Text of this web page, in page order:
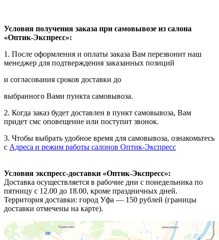
Условия получения заказа при самовывозе из салона
«Оптик-Экспресс»:
1. После оформления и оплаты заказа Вам перезвонит наш
менеджер для подтверждения заказанных позиций
и согласования сроков доставки до
выбранного Вами пункта самовывоза.
2. Когда заказ будет доставлен в пункт самовывоза, Вам
придет смс оповещение или поступит звонок.
3. Чтобы выбрать удобное время для самовывоза, ознакомьтесь
с Адреса и режим работы салонов Оптик-Экспресс
Условия экспресс-доставки «Оптик-Экспресс»:
Доставка осуществляется в рабочие дни с понедельника по
пятницу с 12.00 до 18.00, кроме праздничных дней.
Территория доставки: город Уфа — 150 рублей (границы
доставки отмечены на карте).